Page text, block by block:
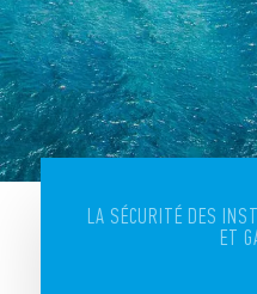
LA SÉCURITÉ DES
ET